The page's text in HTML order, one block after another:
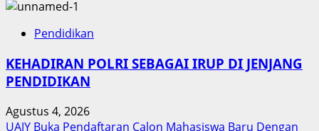
Pendidikan
KEHADIRAN POLRI SEBAGAI IRUP DI JENJANG
PENDIDIKAN
Agustus 4, 2026
UAJY Buka Pendaftaran Calon Mahasiswa Baru Dengan